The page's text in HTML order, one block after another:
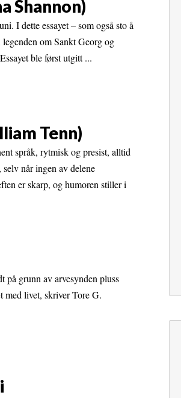
Shannon)
I dette essayet – som også sto å
om Sankt Georg og
ble først utgitt ...
Tenn)
språk, rytmisk og presist, alltid
når ingen av delene
er skarp, og humoren stiller i
på grunn av arvesynden pluss
med livet, skriver Tore G.